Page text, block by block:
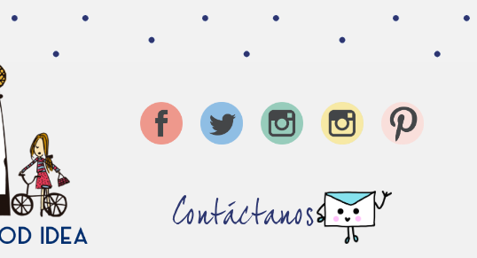
Contáctanos